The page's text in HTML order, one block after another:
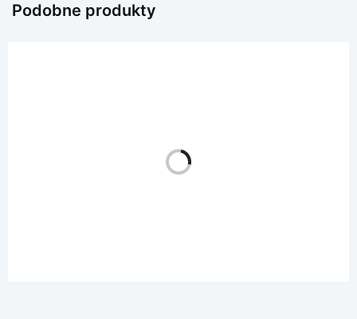
Podobne produkty